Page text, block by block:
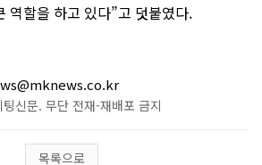
역할을 하고 있다”고 덧붙였다.
신문. 무단 전재-재배포 금지
목록으로